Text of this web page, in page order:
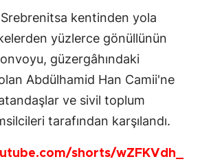
kentinden yola
yüzlerce gönüllünün
güzergâhındaki
Abdülhamid Han Camii'ne
ve sivil toplum
tarafından karşılandı.
shorts/wZFKVdh_